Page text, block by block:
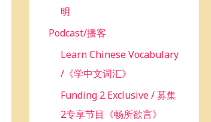
明
Podcast/播客
Learn Chinese Vocabulary
/《学中文词汇》
Funding 2 Exclusive / 募集
2专享节目《畅所欲言》